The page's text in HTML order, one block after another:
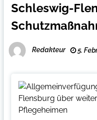
Schleswig-
Redakteur 5.